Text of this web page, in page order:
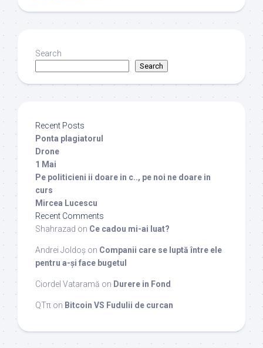
Search
Search
Recent Posts
Ponta plagiatorul
Drone
1 Mai
Pe politicieni ii doare in c.., pe noi ne doare in
curs
Mircea Lucescu
Recent Comments
Shahrazad on Ce cadou mi-ai luat?
Andrei Joldoș on Companii care se luptă între ele
pentru a-și face bugetul
Ciordel Vataramă on Durere in Fond
QTπ on Bitcoin VS Fudulii de curcan